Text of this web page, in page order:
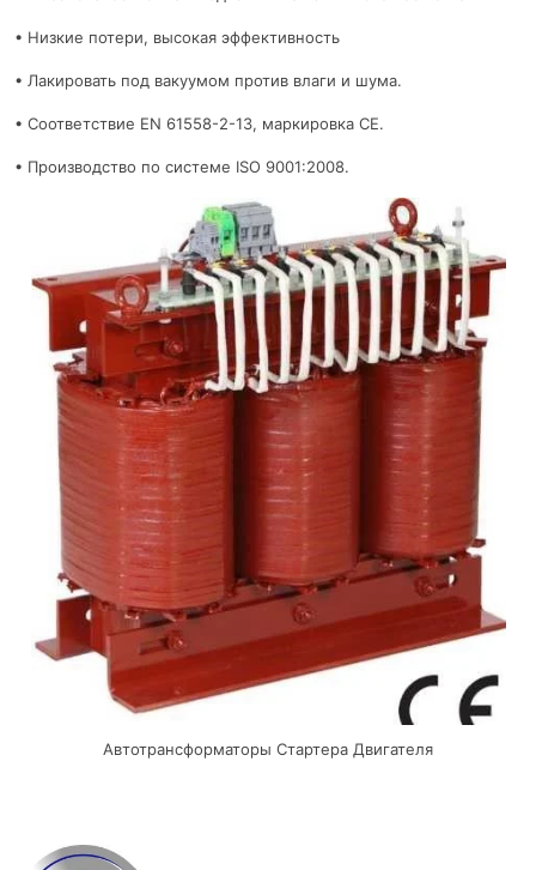
• Низкие потери, высокая эффективность
• Лакировать под вакуумом против влаги и шума.
• Соответствие EN 61558-2-13, маркировка CE.
• Производство по системе ISO 9001:2008.
Автотрансформаторы Стартера Двигателя